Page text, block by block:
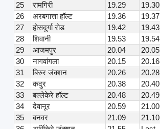
25
रामगिरी 19.29 19.30
26
अरबगात्ता हॉल्ट 19.36 19.37
27
होसदुर्गा रोड 19.42 19.43
28
शिवानी 19.53 19.54
29
आजमपुर 20.04 20.05
30
नागवांगला 20.15 20.16
31
बिरुर जंक्शन 20.26 20.28
32
कदुर 20.38 20.40
33
बल्लेकेरे हॉल्ट 20.48 20.49
34
देवानूर 20.59 21.00
35
बनवर 21.09 21.10